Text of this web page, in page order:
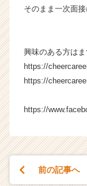
そのまま一次面
興味のある方は
https://
https://
https://
前の記事へ